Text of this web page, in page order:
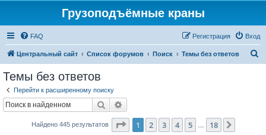
Грузоподъёмные краны
FAQ Вход
Регистрация
Центральный сайт Список форумов Поиск Темы без ответов
Темы без ответов
Перейти к расширенному поиску
Поиск
Найдено 445 результатов Страница из 18
1 2 3 4 5 18